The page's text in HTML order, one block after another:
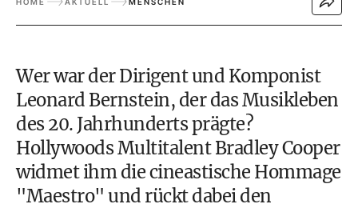
Wer war der Dirigent und Komponist
Leonard Bernstein, der das Musikleben
des 20. Jahrhunderts prägte?
Hollywoods Multitalent Bradley Cooper
widmet ihm die cineastische Hommage
"Maestro" und rückt dabei den